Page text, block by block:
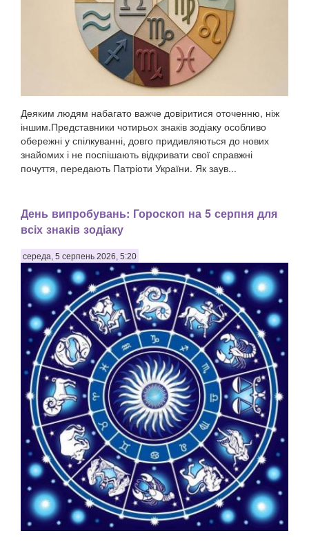
Деяким людям набагато важче довіритися оточенню, ніж
іншим.Представники чотирьох знаків зодіаку особливо
обережні у спілкуванні, довго придивляються до нових
знайомих і не поспішають відкривати свої справжні
почуття, передають Патріоти України. Як заув...
День випробувань: Гороскоп на 5 серпня для
всіх знаків зодіаку
середа, 5 серпень 2026, 5:20